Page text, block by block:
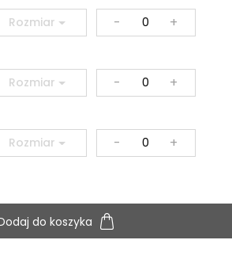
Rozmiar - +
Rozmiar - +
Rozmiar - +
do koszyka